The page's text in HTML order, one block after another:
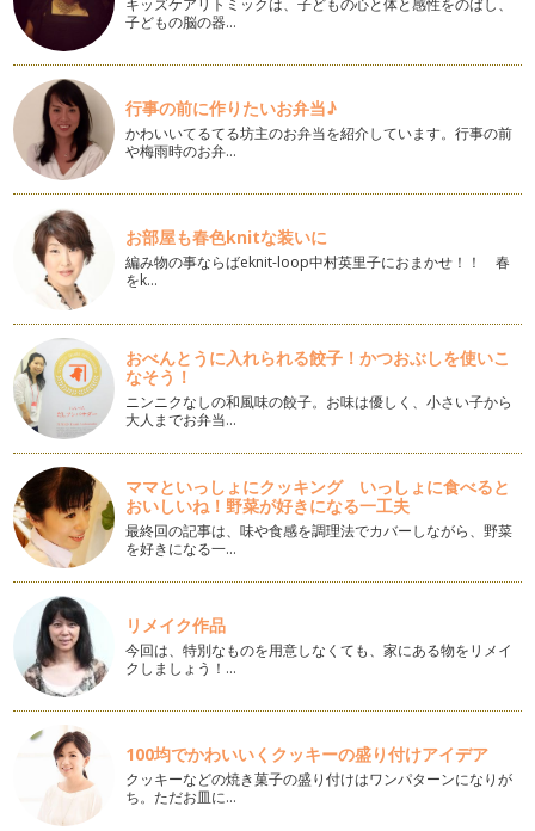
パパいつもありがとう！父の日キッズクッキング！
「父の日」ってなに？？ 「パパに感謝をする日。」「パパに
ありがとう♪とい…
【キッズクッキング】こどもの日＆母の日
５月５日は、こどもの日。もとは五節句のひとつ「端午の節
句」にあたり、江戸時代のころから男の…
おもてなしにもぴったり♪カラフルトマトでジェノベーゼパス
タ♪
4月、春ですね～☆皆さま、今年度もどうぞ中原麻衣子をよ
ろし…
【キッズクッキング】ひなまつり☆
3月3日ひなまつりは、女の子のお節句☆女の子がいるお宅で
は、豊かな成長をお祈りし…
子どもにできるおもてなし「お正月＆バレンタイン」
日本は、古くから移り行く四季を愛すると共に、季節ごとの歳
時・年中行事を大…
【続編】子どもに出来るおもてなしレシピ☆
皆さま、新年明けましておめでとうございます！ いつも読ん
で頂きありがとうございます。201…
子どもにできるクリスマスのおもてなしレシピ☆
街はキラキラ☆クリスマスシーズン真っただ中ですね♪ パー
ティーシーズンということ…
ビタミンCたっぷりの秋の味覚『次郎柿』で風邪予防！
11月に入り、まさに旬を迎えている柿♪ 柿1個で、ビタミンC
一日必要量が取れるほ…
Halloween Kids Cooking！
秋晴れの気持ちのいい日。Halloween Kids Cookingを開催
キッズケアリトミックは、子どもの心と体と感性をのばし、
子どもの脳の器…
行事の前に作りたいお弁当♪
かわいいてるてる坊主のお弁当を紹介しています。行事の前
や梅雨時のお弁…
お部屋も春色knitな装いに
編み物の事ならばeknit-loop中村英里子におまかせ！！ 春
をk…
おべんとうに入れられる餃子！かつおぶしを使いこ
なそう！
ニンニクなしの和風味の餃子。お味は優しく、小さい子から
大人までお弁当…
ママといっしょにクッキング いっしょに食べると
おいしいね！野菜が好きになる一工夫
最終回の記事は、味や食感を調理法でカバーしながら、野菜
を好きになる一…
リメイク作品
今回は、特別なものを用意しなくても、家にある物をリメイ
クしましょう！…
100均でかわいいくクッキーの盛り付けアイデア
クッキーなどの焼き菓子の盛り付けはワンパターンになりが
ち。ただお皿に…